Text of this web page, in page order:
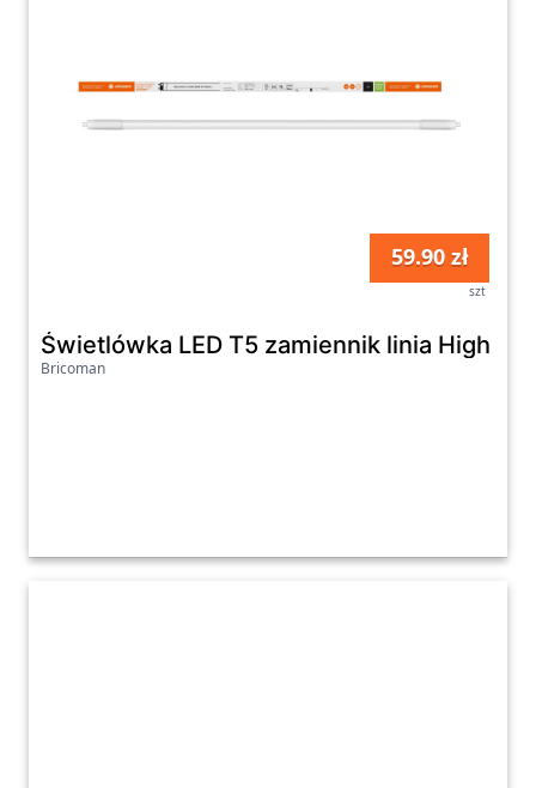
59.90 zł
szt
Świetlówka LED T5 zamiennik linia High
Bricoman